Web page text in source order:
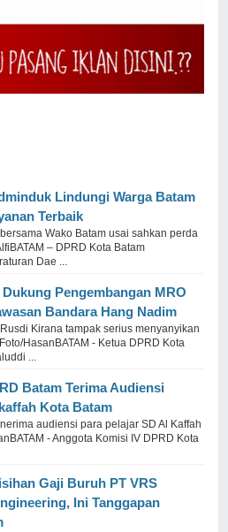
Lindungi Warga Batam
Terbaik
Wako Batam usai sahkan perda
– DPRD Kota Batam
Dae ...
Pengembangan MRO
Bandara Hang Nadim
Kirana tampak serius menyanyikan
HasanBATAM - Ketua DPRD Kota
...
Batam Terima Audiensi
Kota Batam
audiensi para pelajar SD Al Kaffah
- Anggota Komisi IV DPRD Kota
Gaji Buruh PT VRS
Ini Tanggapan